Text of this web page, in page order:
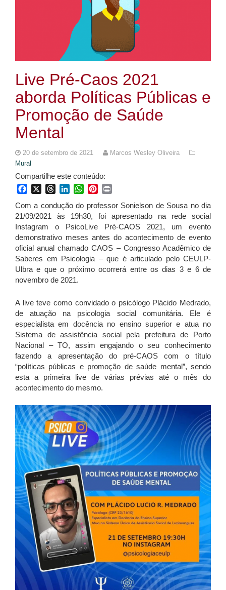
Live Pré-Caos 2021
aborda Políticas Públicas e
Promoção de Saúde
Mental
20 de setembro de 2021
Marcos Wesley Oliveira
Mural
Compartilhe este conteúdo:
FacebookThreadsLinkedInWhatsApp
Pinterest
Com a condução do professor Sonielson de Sousa no dia
21/09/2021 às 19h30, foi apresentado na rede social
Instagram o PsicoLive Pré-CAOS 2021, um evento
demonstrativo meses antes do acontecimento de evento
oficial anual chamado CAOS – Congresso Acadêmico de
Saberes em Psicologia – que é articulado pelo CEULP-
Ulbra e que o próximo ocorrerá entre os dias 3 e 6 de
novembro de 2021.
A live teve como convidado o psicólogo Plácido Medrado,
de atuação na psicologia social comunitária. Ele é
especialista em docência no ensino superior e atua no
Sistema de assistência social pela prefeitura de Porto
Nacional – TO, assim engajando o seu conhecimento
fazendo a apresentação do pré-CAOS com o título
“políticas públicas e promoção de saúde mental”, sendo
esta a primeira live de várias prévias até o mês do
acontecimento do mesmo.